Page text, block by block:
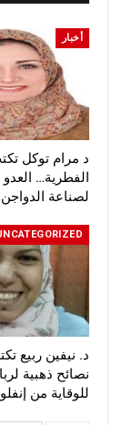
أخبار
د مرام توكل
الفطرية…
لصناعة الدواجن
نصائح ذهبية
للوقاية من